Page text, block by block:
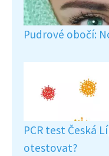
Pudrové obočí:
PCR test Česká
otestovat?